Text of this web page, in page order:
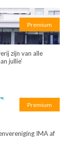
Premium
zijn van alle
jullie’
Premium
IMA af